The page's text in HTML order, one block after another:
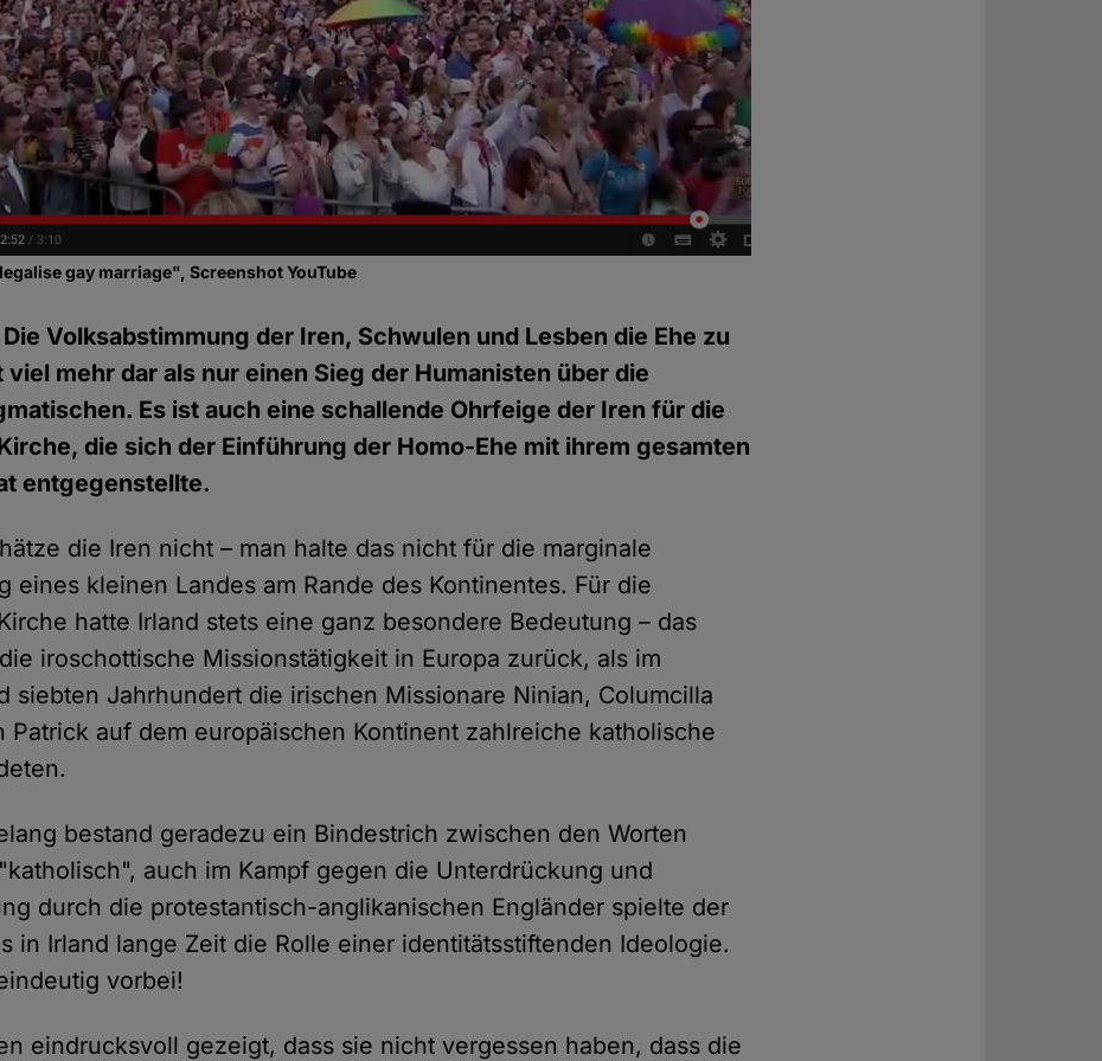
gay marriage", Screenshot YouTube
Die Volksabstimmung der Iren, Schwulen und Lesben die Ehe zu
mehr dar als nur einen Sieg der Humanisten über die
Es ist auch eine schallende Ohrfeige der Iren für die
die sich der Einführung der Homo-Ehe mit ihrem gesamten
entgegenstellte.
die Iren nicht – man halte das nicht für die marginale
eines kleinen Landes am Rande des Kontinentes. Für die
hatte Irland stets eine ganz besondere Bedeutung – das
iroschottische Missionstätigkeit in Europa zurück, als im
siebten Jahrhundert die irischen Missionare Ninian, Columcilla
Patrick auf dem europäischen Kontinent zahlreiche katholische
bestand geradezu ein Bindestrich zwischen den Worten
auch im Kampf gegen die Unterdrückung und
durch die protestantisch-anglikanischen Engländer spielte der
in Irland lange Zeit die Rolle einer identitätsstiftenden Ideologie.
vorbei!
eindrucksvoll gezeigt, dass sie nicht vergessen haben, dass die